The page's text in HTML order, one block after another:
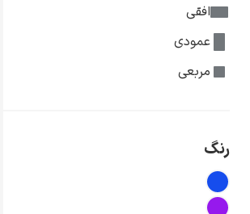
افقی
عمودی
مربعی
رنگ